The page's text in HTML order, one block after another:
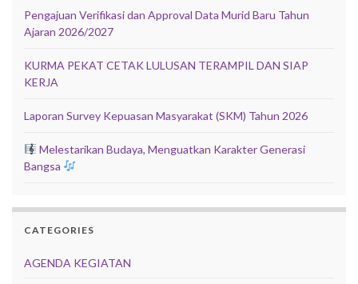
Pengajuan Verifikasi dan Approval Data Murid Baru Tahun
Ajaran 2026/2027
KURMA PEKAT CETAK LULUSAN TERAMPIL DAN SIAP
KERJA
Laporan Survey Kepuasan Masyarakat (SKM) Tahun 2026
Melestarikan Budaya, Menguatkan Karakter Generasi
Bangsa
CATEGORIES
AGENDA KEGIATAN